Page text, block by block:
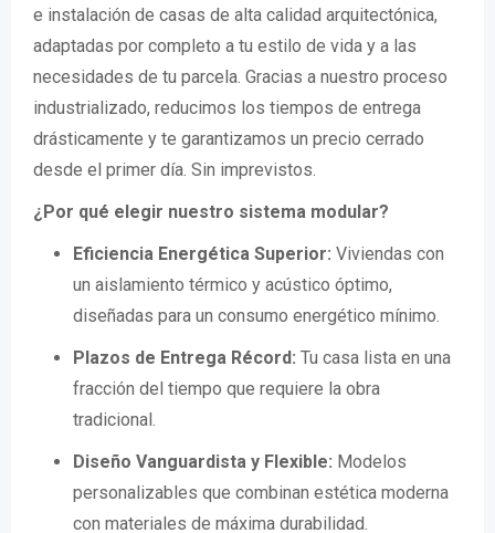
e instalación de casas de alta calidad arquitectónica,
adaptadas por completo a tu estilo de vida y a las
necesidades de tu parcela. Gracias a nuestro proceso
industrializado, reducimos los tiempos de entrega
drásticamente y te garantizamos un precio cerrado
desde el primer día. Sin imprevistos.
¿Por qué elegir nuestro sistema modular?
Eficiencia Energética Superior: Viviendas con
un aislamiento térmico y acústico óptimo,
diseñadas para un consumo energético mínimo.
Plazos de Entrega Récord: Tu casa lista en una
fracción del tiempo que requiere la obra
tradicional.
Diseño Vanguardista y Flexible: Modelos
personalizables que combinan estética moderna
con materiales de máxima durabilidad.